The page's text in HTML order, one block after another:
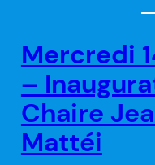
Mercredi
–
Chaire
Mattéi